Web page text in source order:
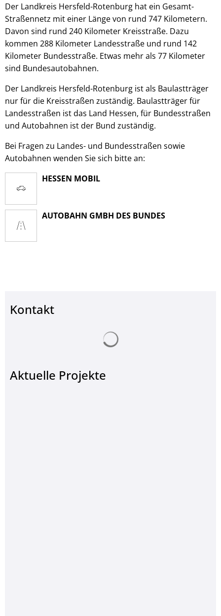
© stock.adobe.com - Vadim
Der Landkreis Hersfeld-Rotenburg hat ein Gesamt-
Straßennetz mit einer Länge von rund 747 Kilometern.
Davon sind rund 240 Kilometer Kreisstraße. Dazu
kommen 288 Kilometer Landesstraße und rund 142
Kilometer Bundesstraße. Etwas mehr als 77 Kilometer
sind Bundesautobahnen.
Der Landkreis Hersfeld-Rotenburg ist als Baulastträger
nur für die Kreisstraßen zuständig. Baulastträger für
Landesstraßen ist das Land Hessen, für Bundesstraßen
und Autobahnen ist der Bund zuständig.
Bei Fragen zu Landes- und Bundesstraßen sowie
Autobahnen wenden Sie sich bitte an:
HESSEN MOBIL
AUTOBAHN GMBH DES BUNDES
Kontakt
Aktuelle Projekte